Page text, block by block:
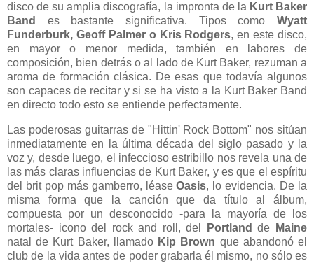
disco de su amplia discografía, la impronta de la Kurt Baker
Band es bastante significativa. Tipos comoWyatt
Funderburk, Geoff Palmer o Kris Rodgers, en este disco,
en mayor o menor medida, también en labores de
composición, bien detrás o al lado de Kurt Baker, rezuman a
aroma de formación clásica. De esas que todavía algunos
son capaces de recitar y si se ha visto a la Kurt Baker Band
en directo todo esto se entiende perfectamente.
Las poderosas guitarras de "Hittin' Rock Bottom" nos sitúan
inmediatamente en la última década del siglo pasado y la
voz y, desde luego, el infeccioso estribillo nos revela una de
las más claras influencias de Kurt Baker, y es que el espíritu
del brit pop más gamberro, léaseOasis, lo evidencia. De la
misma forma que la canción que da título al álbum,
compuesta por un desconocido -para la mayoría de los
mortales- icono del rock and roll, del
Portland de
Maine
natal de Kurt Baker, llamado Kip Brown que abandonó el
club de la vida antes de poder grabarla él mismo, no sólo es